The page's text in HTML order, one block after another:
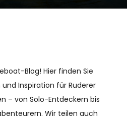
Blog! Hier finden Sie
Inspiration für Ruderer
– von Solo-Entdeckern bis
Wir teilen auch